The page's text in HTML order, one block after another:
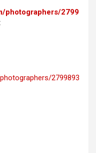
photographers/2799
2799893